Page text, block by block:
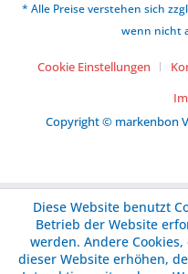
* Alle Preise verstehen sich
wenn nicht
Cookie Einstellungen
Copyright © markenbon
Diese Website benutzt
Betrieb der Website
werden. Andere
dieser Website erhöhen,